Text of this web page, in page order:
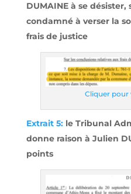
DUMAINE à se
condamné à verser la
frais de justice
Cliquer pour
Extrait 5:le Tribunal
donne raison à Julien
points